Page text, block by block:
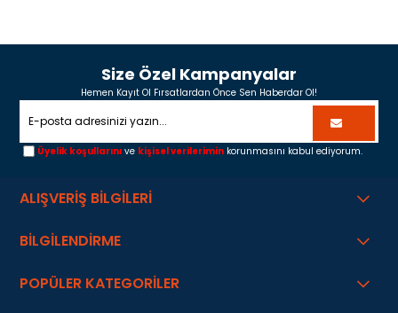
Size Özel Kampanyalar
Hemen Kayıt Ol Fırsatlardan Önce Sen Haberdar Ol!
Üyelik koşullarını ve kişisel verilerimin korunmasını kabul ediyorum.
ALIŞVERİŞ BİLGİLERİ
BİLGİLENDİRME
POPÜLER KATEGORİLER